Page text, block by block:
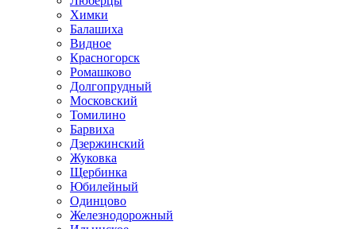
Химки
Балашиха
Видное
Красногорск
Ромашково
Долгопрудный
Московский
Томилино
Барвиха
Дзержинский
Жуковка
Щербинка
Юбилейный
Одинцово
Железнодорожный